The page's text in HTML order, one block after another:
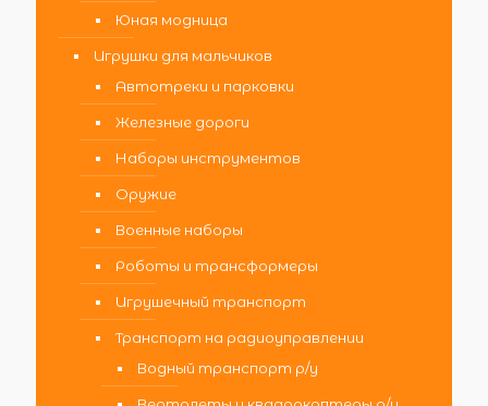
Юная модница
Игрушки для мальчиков
Автотреки и парковки
Железные дороги
Наборы инструментов
Оружие
Военные наборы
Роботы и трансформеры
Игрушечный транспорт
Транспорт на радиоуправлении
Водный транспорт р/у